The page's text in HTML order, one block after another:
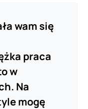
wam się
praca
w
Na
mogę